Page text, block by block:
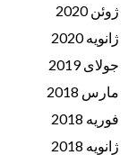
ژوئن 2020
ژانویه 2020
جولای 2019
مارس 2018
فوریه 2018
ژانویه 2018